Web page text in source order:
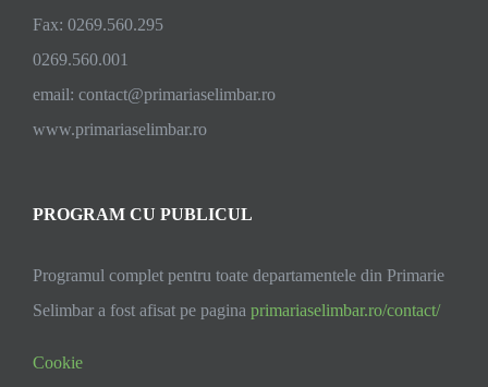
Fax: 0269.560.295
0269.560.001
email: contact@primariaselimbar.ro
www.primariaselimbar.ro
PROGRAM CU PUBLICUL
Programul complet pentru toate departamentele din Primarie
Selimbar a fost afisat pe pagina primariaselimbar.ro/contact/
Cookie